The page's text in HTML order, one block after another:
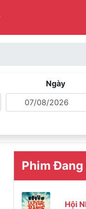
Ngày
Phim Đang
Hội